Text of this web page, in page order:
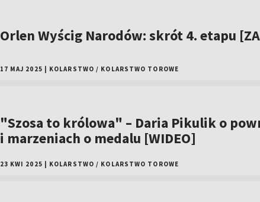
Orlen Wyścig Narodów: skrót 4. etapu
17 MAJ 2025 KOLARSTWO / KOLARSTWO TOROWE
"Szosa to królowa" – Daria Pikulik o
i marzeniach o medalu [WIDEO]
23 KWI 2025 KOLARSTWO / KOLARSTWO TOROWE